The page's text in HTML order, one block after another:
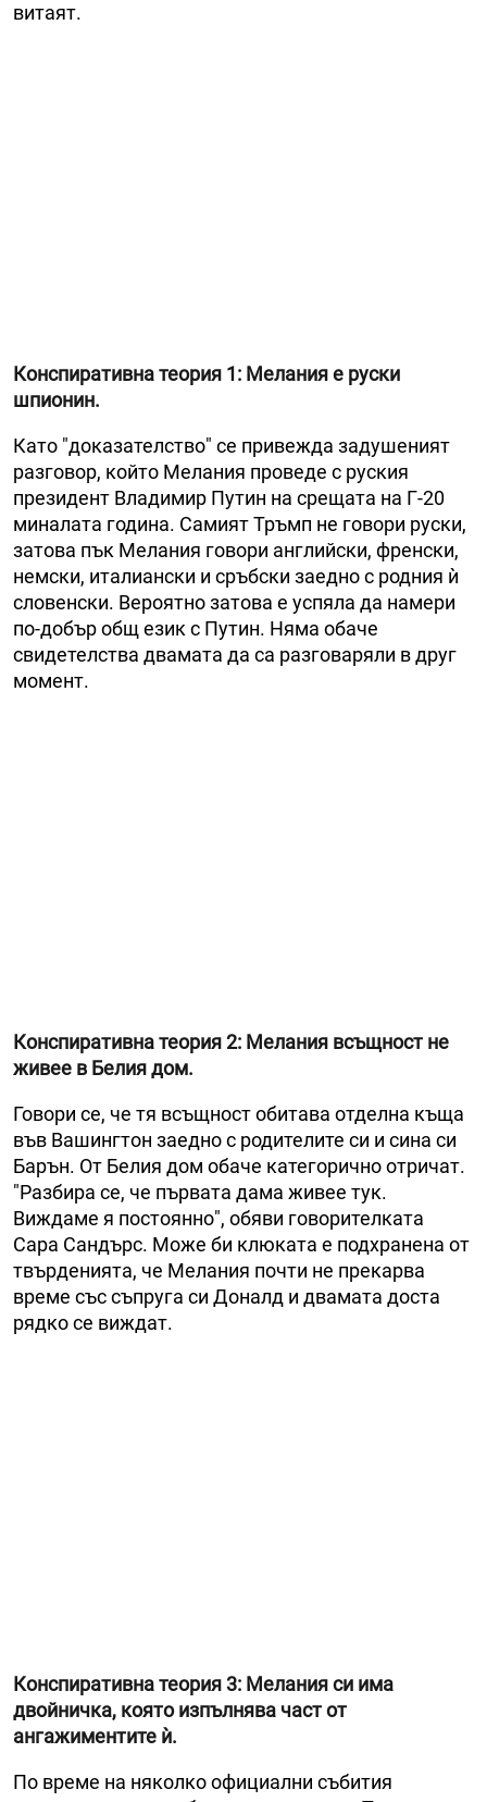
витаят.
Конспиративна теория 1: Мелания е руски
шпионин.
Като "доказателство" се привежда задушеният
разговор, който Мелания проведе с руския
президент Владимир Путин на срещата на Г-20
миналата година. Самият Тръмп не говори руски,
затова пък Мелания говори английски, френски,
немски, италиански и сръбски заедно с родния ѝ
словенски. Вероятно затова е успяла да намери
по-добър общ език с Путин. Няма обаче
свидетелства двамата да са разговаряли в друг
момент.
Конспиративна теория 2: Мелания всъщност не
живее в Белия дом.
Говори се, че тя всъщност обитава отделна къща
във Вашингтон заедно с родителите си и сина си
Барън. От Белия дом обаче категорично отричат.
"Разбира се, че първата дама живее тук.
Виждаме я постоянно", обяви говорителката
Сара Сандърс. Може би клюката е подхранена от
твърденията, че Мелания почти не прекарва
време със съпруга си Доналд и двамата доста
рядко се виждат.
Конспиративна теория 3: Мелания си има
двойничка, която изпълнява част от
ангажиментите ѝ.
По време на няколко официални събития